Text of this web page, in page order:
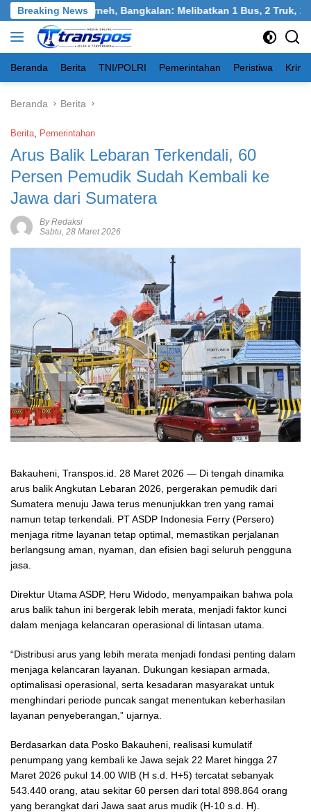
Langsung
ke
konten
Breaking News
Tangkel, Burneh, Bangkalan: Melibatkan 1 Bus, 2 Truk, 1 Mobil,
Beranda Berita TNI/POLRI Pemerintahan Peristiwa
Beranda Berita
Berita, Pemerintahan
Arus Balik Lebaran Terkendali, 60
Persen Pemudik Sudah Kembali ke
Jawa dari Sumatera
By Redaksi
Sabtu, 28 Maret 2026
Bakauheni, Transpos.id. 28 Maret 2026 — Di tengah dinamika
arus balik Angkutan Lebaran 2026, pergerakan pemudik dari
Sumatera menuju Jawa terus menunjukkan tren yang ramai
namun tetap terkendali. PT ASDP Indonesia Ferry (Persero)
menjaga ritme layanan tetap optimal, memastikan perjalanan
berlangsung aman, nyaman, dan efisien bagi seluruh pengguna
jasa.
Direktur Utama ASDP, Heru Widodo, menyampaikan bahwa pola
arus balik tahun ini bergerak lebih merata, menjadi faktor kunci
dalam menjaga kelancaran operasional di lintasan utama.
“Distribusi arus yang lebih merata menjadi fondasi penting dalam
menjaga kelancaran layanan. Dukungan kesiapan armada,
optimalisasi operasional, serta kesadaran masyarakat untuk
menghindari periode puncak sangat menentukan keberhasilan
layanan penyeberangan,” ujarnya.
Berdasarkan data Posko Bakauheni, realisasi kumulatif
penumpang yang kembali ke Jawa sejak 22 Maret hingga 27
Maret 2026 pukul 14.00 WIB (H s.d. H+5) tercatat sebanyak
543.440 orang, atau sekitar 60 persen dari total 898.864 orang
yang berangkat dari Jawa saat arus mudik (H-10 s.d. H).